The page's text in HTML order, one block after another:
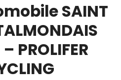
SAINT
PROLIFER